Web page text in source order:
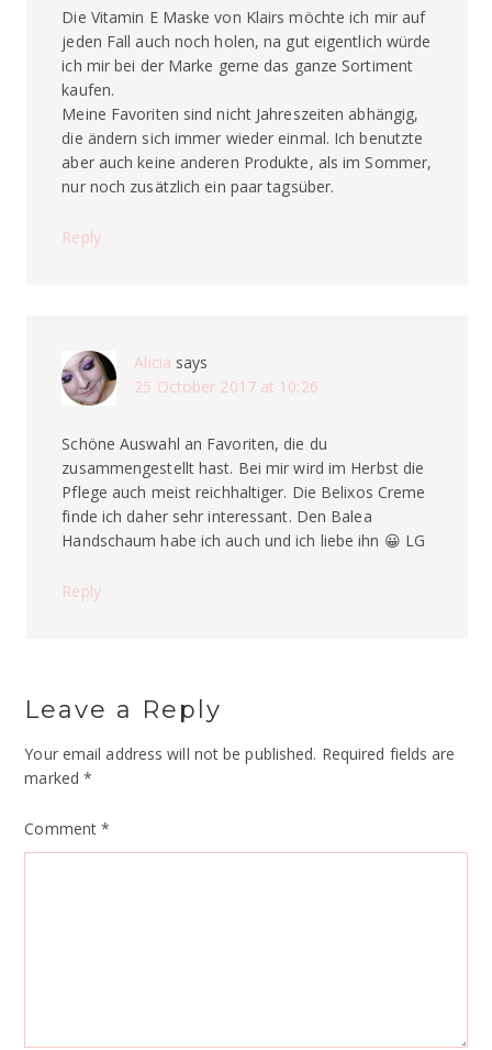
Die Vitamin E Maske von Klairs möchte ich mir auf
jeden Fall auch noch holen, na gut eigentlich würde
ich mir bei der Marke gerne das ganze Sortiment
kaufen.
Meine Favoriten sind nicht Jahreszeiten abhängig,
die ändern sich immer wieder einmal. Ich benutzte
aber auch keine anderen Produkte, als im Sommer,
nur noch zusätzlich ein paar tagsüber.
Reply
Alicia says
25 October 2017 at 10:26
Schöne Auswahl an Favoriten, die du
zusammengestellt hast. Bei mir wird im Herbst die
Pflege auch meist reichhaltiger. Die Belixos Creme
finde ich daher sehr interessant. Den Balea
Handschaum habe ich auch und ich liebe ihn 😀 LG
Reply
Leave a Reply
Your email address will not be published. Required fields are
marked*
Comment*